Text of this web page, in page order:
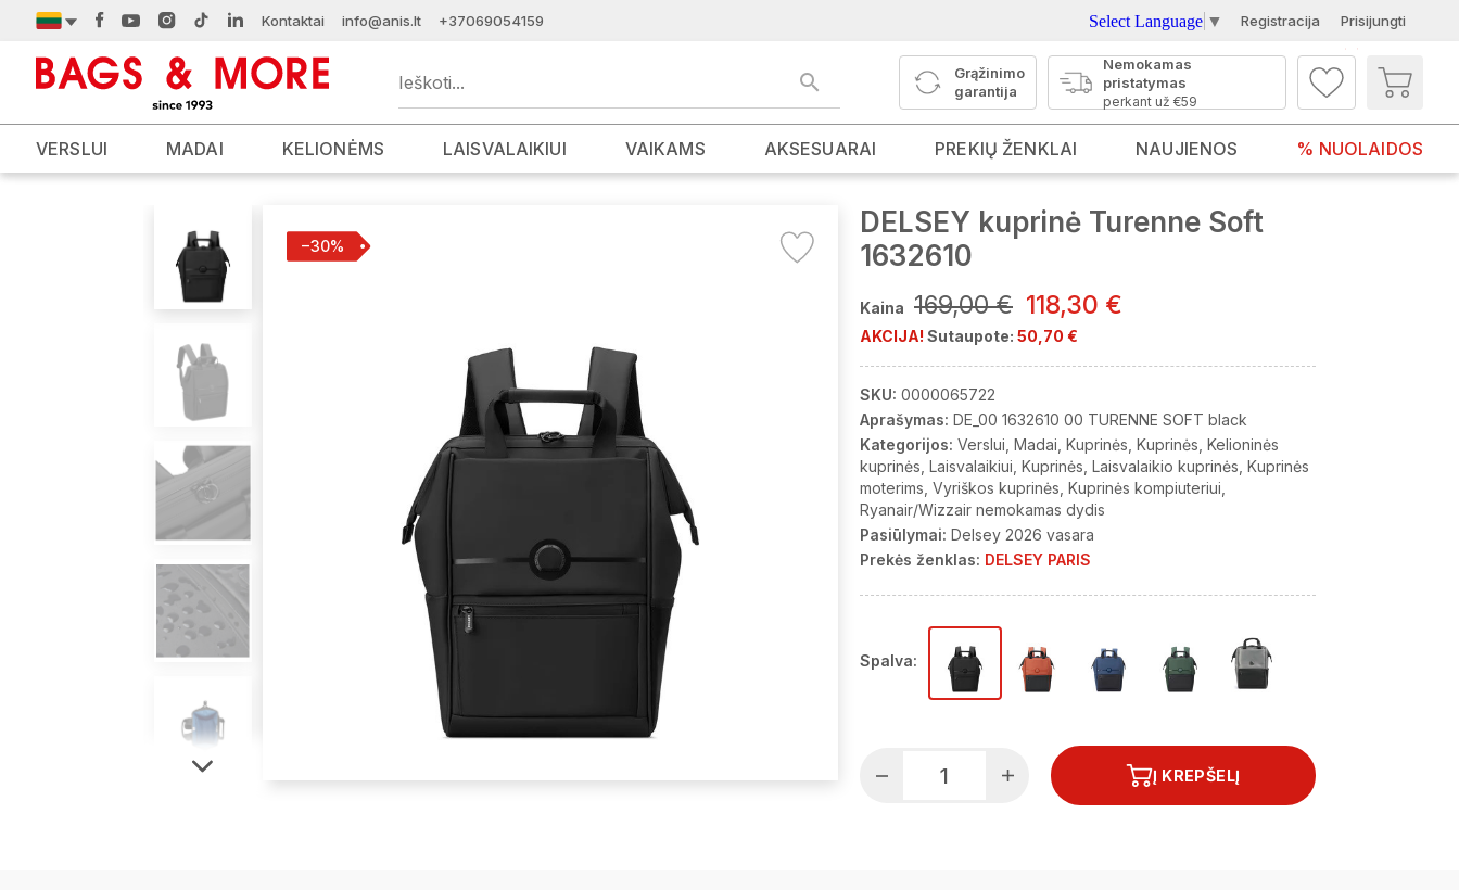
Kontaktai info@anis.lt +37069054159 Select Language ▼ Registracija Prisijungti
Grąžinimo
garantija
Nemokamas
pristatymas
perkant už €59
VERSLUI MADAI KELIONĖMS LAISVALAIKIUI VAIKAMS AKSESUARAI PREKIŲ ŽENKLAI NAUJIENOS % NUOLAIDOS
−30%
DELSEY kuprinė Turenne Soft
1632610
Kaina 169,00 € 118,30 €
AKCIJA! Sutaupote: 50,70 €
SKU: 0000065722
Aprašymas: DE_00 1632610 00 TURENNE SOFT black
Kategorijos: Verslui Madai Kuprinės Kuprinės Kelioninės
kuprinės Laisvalaikiui Kuprinės Laisvalaikio kuprinės Kuprinės
moterims Vyriškos kuprinės Kuprinės kompiuteriui
Ryanair/Wizzair nemokamas dydis
Pasiūlymai: Delsey 2026 vasara
Prekės ženklas: DELSEY PARIS
Spalva:
Į KREPŠELĮ